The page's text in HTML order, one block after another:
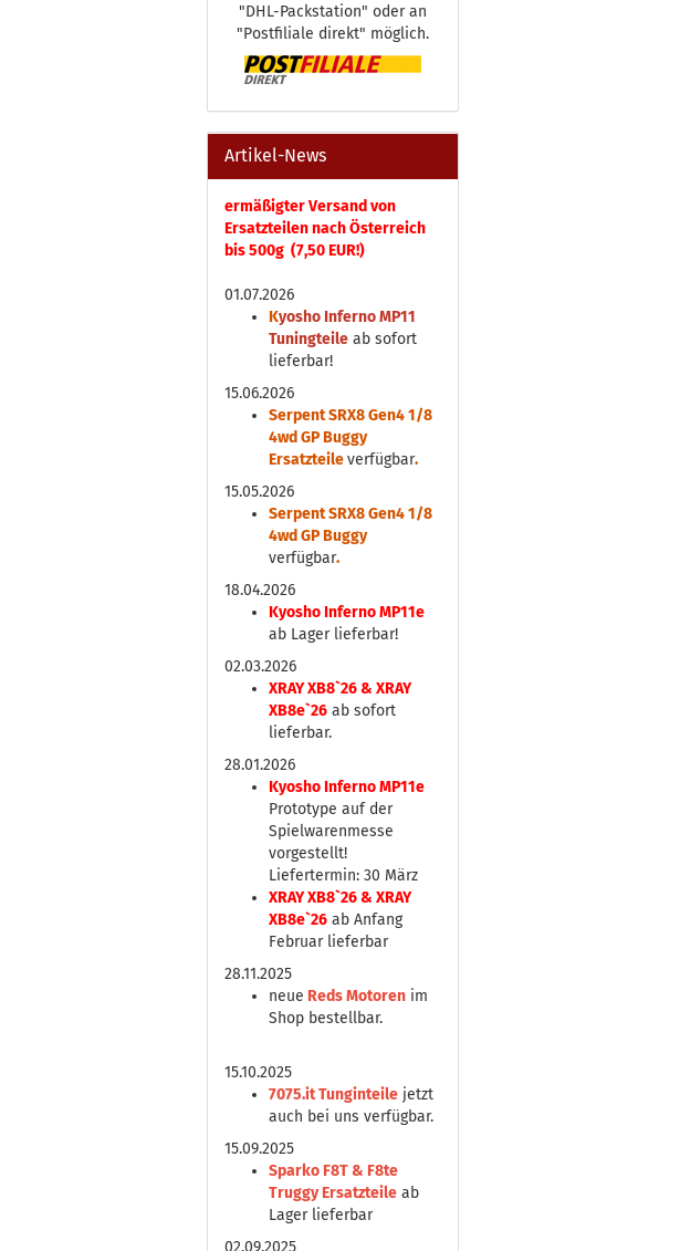
"DHL-Packstation" oder an
"Postfiliale direkt" möglich.
Artikel-News
ermäßigter Versand von
Ersatzteilen nach Österreich
bis 500g (7,50 EUR!)
01.07.2026
Kyosho Inferno MP11
Tuningteile ab sofort
lieferbar!
15.06.2026
Serpent SRX8 Gen4 1/8
4wd GP Buggy
Ersatzteileverfügbar.
15.05.2026
Serpent SRX8 Gen4 1/8
4wd GP Buggy
verfügbar.
18.04.2026
Kyosho Inferno MP11e
ab Lager lieferbar!
02.03.2026
XRAY XB8`26 & XRAY
XB8e`26 ab sofort
lieferbar.
28.01.2026
Kyosho Inferno MP11e
Prototype auf der
Spielwarenmesse
vorgestellt!
Liefertermin: 30 März
XRAY XB8`26 & XRAY
XB8e`26 ab Anfang
Februar lieferbar
28.11.2025
neue Reds Motoren im
Shop bestellbar.
15.10.2025
7075.it Tunginteile jetzt
auch bei uns verfügbar.
15.09.2025
Sparko F8T & F8te
Truggy Ersatzteile ab
Lager lieferbar
02.09.2025